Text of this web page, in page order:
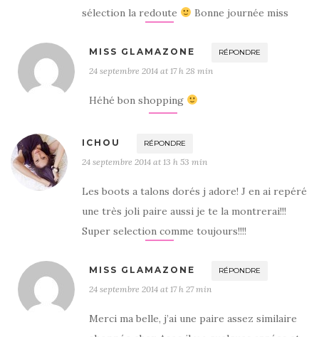
sélection la redoute
Bonne journée miss
MISS GLAMAZONE RÉPONDRE
24 septembre 2014 at 17 h 28 min
Héhé bon shopping
ICHOU RÉPONDRE
24 septembre 2014 at 13 h 53 min
Les boots a talons dorés j adore! J en ai repéré
une très joli paire aussi je te la montrerai!!!
Super selection comme toujours!!!!
MISS GLAMAZONE RÉPONDRE
24 septembre 2014 at 17 h 27 min
Merci ma belle, j’ai une paire assez similaire